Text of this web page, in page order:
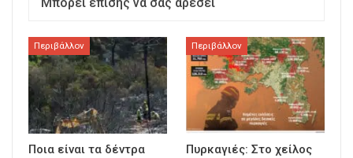
Μπορεί επίσης να σας αρέσει
Περιβάλλον
Ποια είναι τα δέντρα
Περιβάλλον
Πυρκαγιές: Στο χείλος